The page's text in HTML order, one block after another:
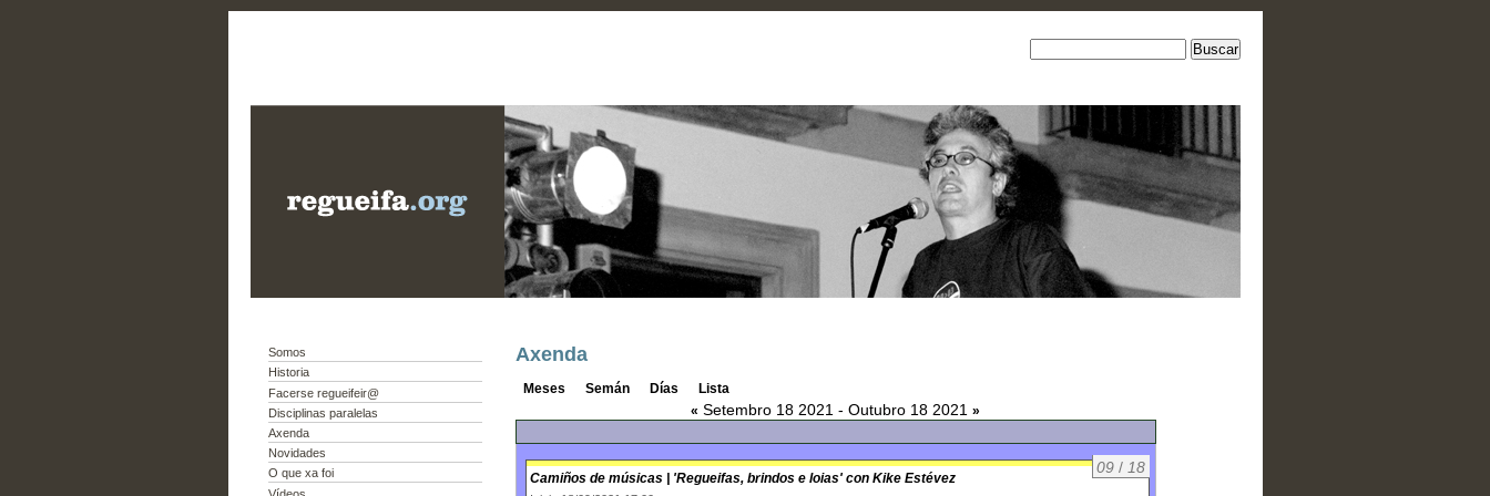
Somos
Historia
Facerse regueifeir@
Disciplinas paralelas
Axenda
Novidades
O que xa foi
Vídeos
Axenda
Meses Semán Días
Lista
« Setembro 18 2021 - Outubro 18 2021 »
09 / 18
Camiños de músicas | 'Regueifas, brindos e loias' con Kike Estévez